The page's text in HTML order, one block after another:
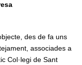
des de fa uns
associades a
Col·legi de Sant